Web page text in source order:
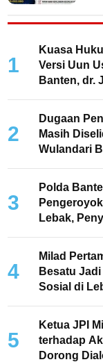
1
Kuasa
Versi Uun
Banten, dr.
2
Dugaan
Masih
Wulandari
3
Polda
Lebak,
4
Milad
Besatu
Sosial di
5
Ketua JPI
terhadap
Dorong